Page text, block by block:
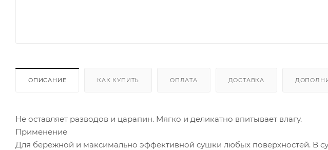
ОПИСАНИЕ КАК КУПИТЬ ОПЛАТА ДОСТАВКА
Не оставляет разводов и царапин. Мягко и деликатно впитывает влагу.
Применение
Для бережной и максимально эффективной сушки любых поверхностей. В